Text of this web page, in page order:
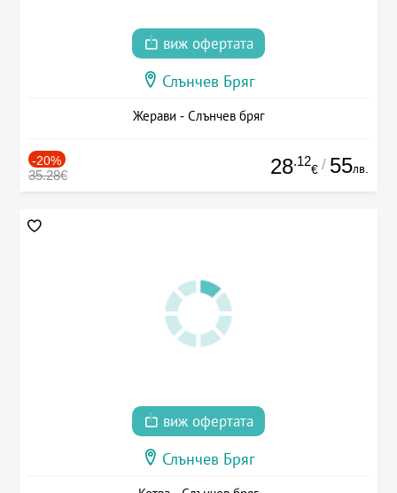
виж офертата
Слънчев Бряг
Жерави - Слънчев бряг
-20%
35.28€ 28.12
€ / 55лв.
виж офертата
Слънчев Бряг